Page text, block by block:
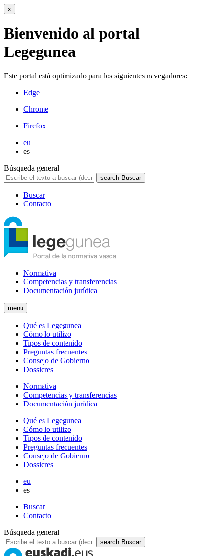
x
Bienvenido al portal
Legegunea
Este portal está optimizado para los siguientes navegadores:
Edge
Chrome
Firefox
eu
es
Búsqueda general
search Buscar
Buscar
Contacto
Normativa
Competencias y transferencias
Documentación jurídica
menu
Qué es Legegunea
Cómo lo utilizo
Tipos de contenido
Preguntas frecuentes
Consejo de Gobierno
Dossieres
Normativa
Competencias y transferencias
Documentación jurídica
Qué es Legegunea
Cómo lo utilizo
Tipos de contenido
Preguntas frecuentes
Consejo de Gobierno
Dossieres
eu
es
Buscar
Contacto
Búsqueda general
search Buscar